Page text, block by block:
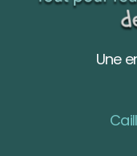
Une